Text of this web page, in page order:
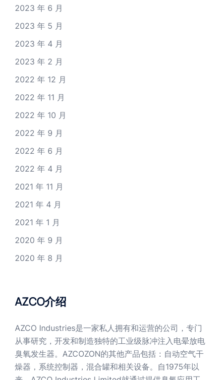
2023 年 6 月
2023 年 5 月
2023 年 4 月
2023 年 2 月
2022 年 12 月
2022 年 11 月
2022 年 10 月
2022 年 9 月
2022 年 6 月
2022 年 4 月
2021 年 11 月
2021 年 4 月
2021 年 1 月
2020 年 9 月
2020 年 8 月
AZCO介绍
AZCO Industries是一家私人拥有和运营的公司，专门
从事研究，开发和制造独特的工业级脉冲注入电晕放电
臭氧发生器。AZCOZON的其他产品包括：自动空气干
燥器，系统控制器，混合罐和相关设备。自1975年以